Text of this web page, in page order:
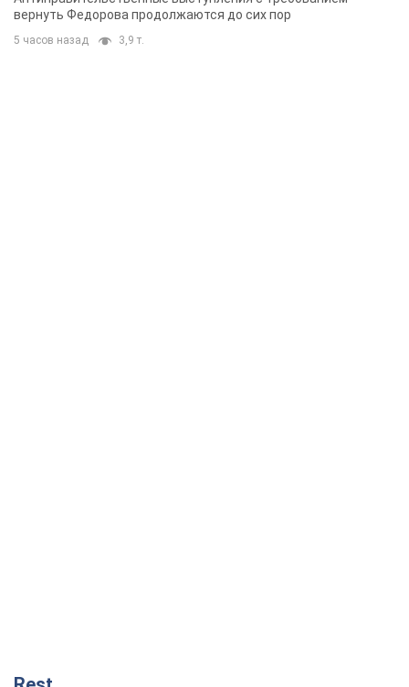
вернуть Федорова продолжаются до сих пор
5 часов назад 3,9 т.